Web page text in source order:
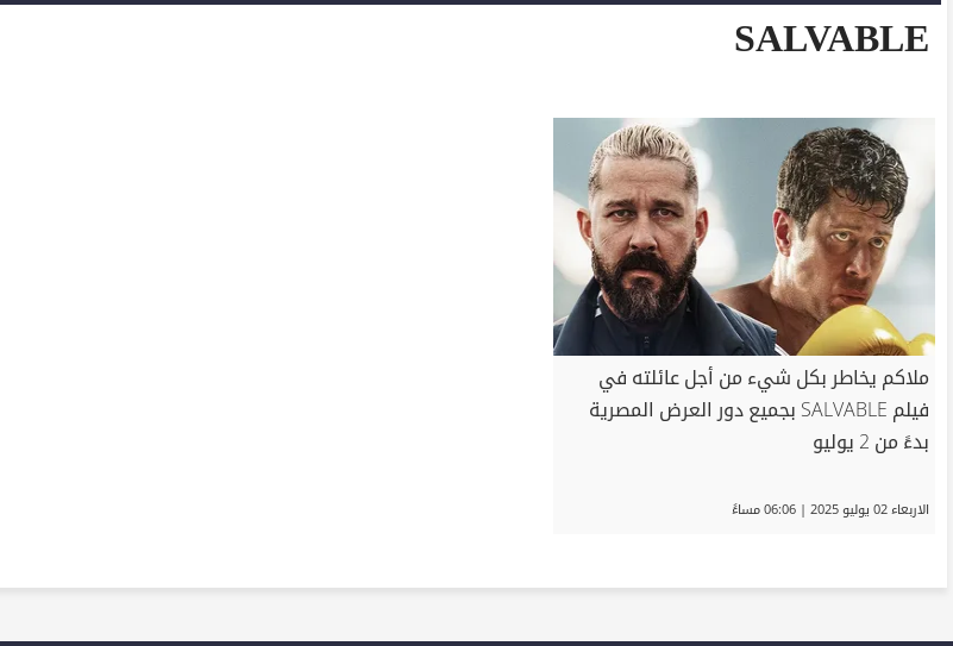
SALVABLE
ملاكم يخاطر بكل شيء من أجل عائلته في
فيلم SALVABLE بجميع دور العرض المصرية
بدءً من 2 يوليو
الاربعاء 02 يوليو 2025 | 06:06 مساءً